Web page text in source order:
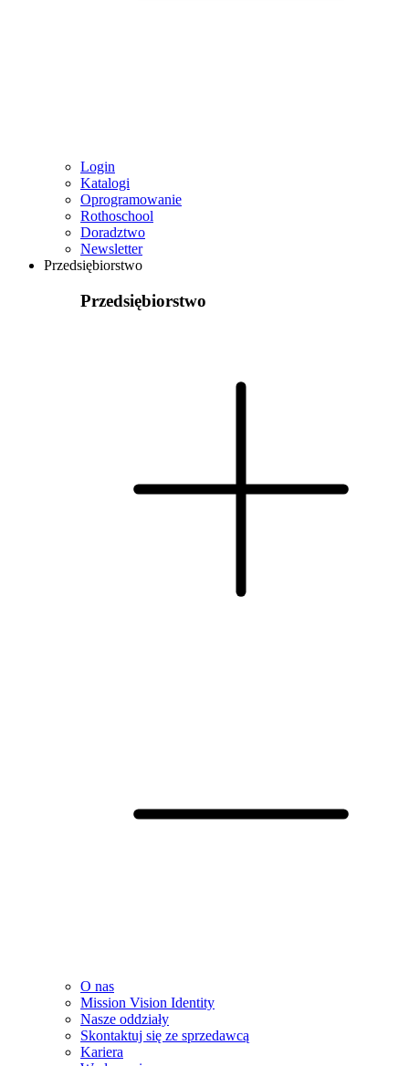
Login
Katalogi
Oprogramowanie
Rothoschool
Doradztwo
Newsletter
Przedsiębiorstwo
Przedsiębiorstwo
O nas
Mission Vision Identity
Nasze oddziały
Skontaktuj się ze sprzedawcą
Kariera